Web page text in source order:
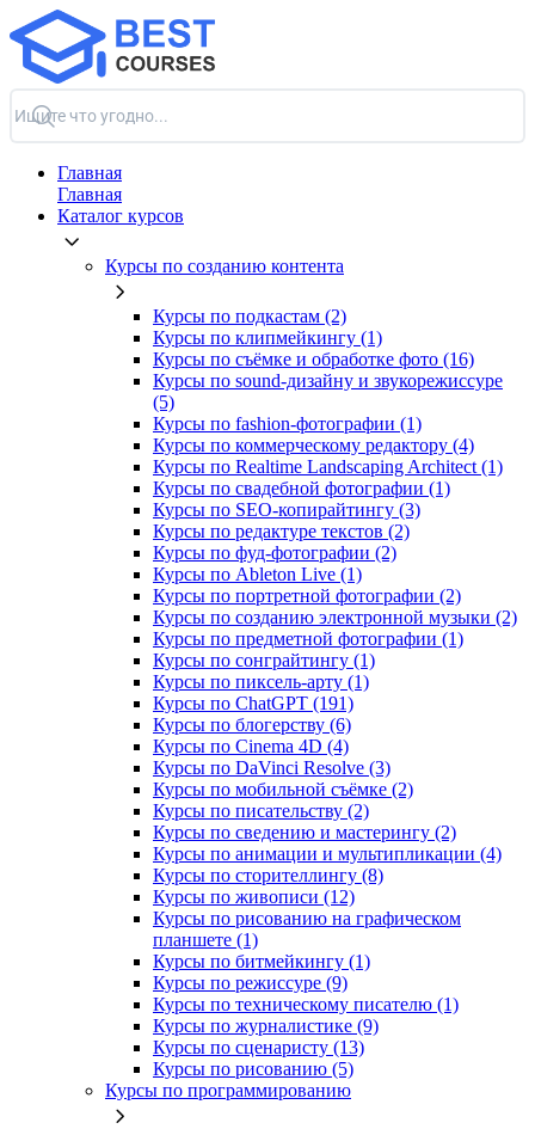
Главная
Главная
Каталог курсов
Курсы по созданию контента
Курсы по подкастам (2)
Курсы по клипмейкингу (1)
Курсы по съёмке и обработке фото (16)
Курсы по sound-дизайну и звукорежиссуре
(5)
Курсы по fashion-фотографии (1)
Курсы по коммерческому редактору (4)
Курсы по Realtime Landscaping Architect (1)
Курсы по свадебной фотографии (1)
Курсы по SEO-копирайтингу (3)
Курсы по редактуре текстов (2)
Курсы по фуд-фотографии (2)
Курсы по Ableton Live (1)
Курсы по портретной фотографии (2)
Курсы по созданию электронной музыки (2)
Курсы по предметной фотографии (1)
Курсы по сонграйтингу (1)
Курсы по пиксель-арту (1)
Курсы по ChatGPT (191)
Курсы по блогерству (6)
Курсы по Cinema 4D (4)
Курсы по DaVinci Resolve (3)
Курсы по мобильной съёмке (2)
Курсы по писательству (2)
Курсы по сведению и мастерингу (2)
Курсы по анимации и мультипликации (4)
Курсы по сторителлингу (8)
Курсы по живописи (12)
Курсы по рисованию на графическом
планшете (1)
Курсы по битмейкингу (1)
Курсы по режиссуре (9)
Курсы по техническому писателю (1)
Курсы по журналистике (9)
Курсы по сценаристу (13)
Курсы по рисованию (5)
Курсы по программированию